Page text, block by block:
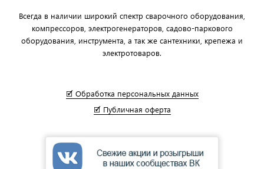
Всегда в наличии широкий спектр сварочного оборудования,
компрессоров, электрогенераторов, садово-паркового
оборудования, инструмента, а так же сантехники, крепежа и
электротоваров.
🗹 Обработка персональных данных
🗹 Публичная оферта